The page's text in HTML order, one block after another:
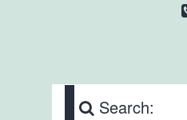
Search: